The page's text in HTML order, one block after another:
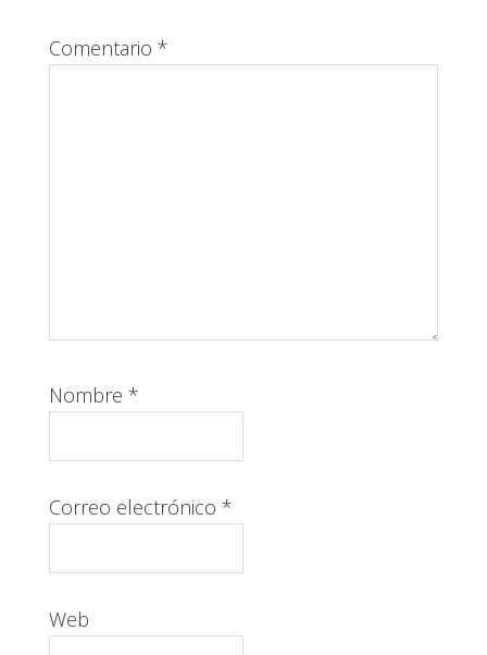
Comentario *
Nombre *
Correo electrónico *
Web